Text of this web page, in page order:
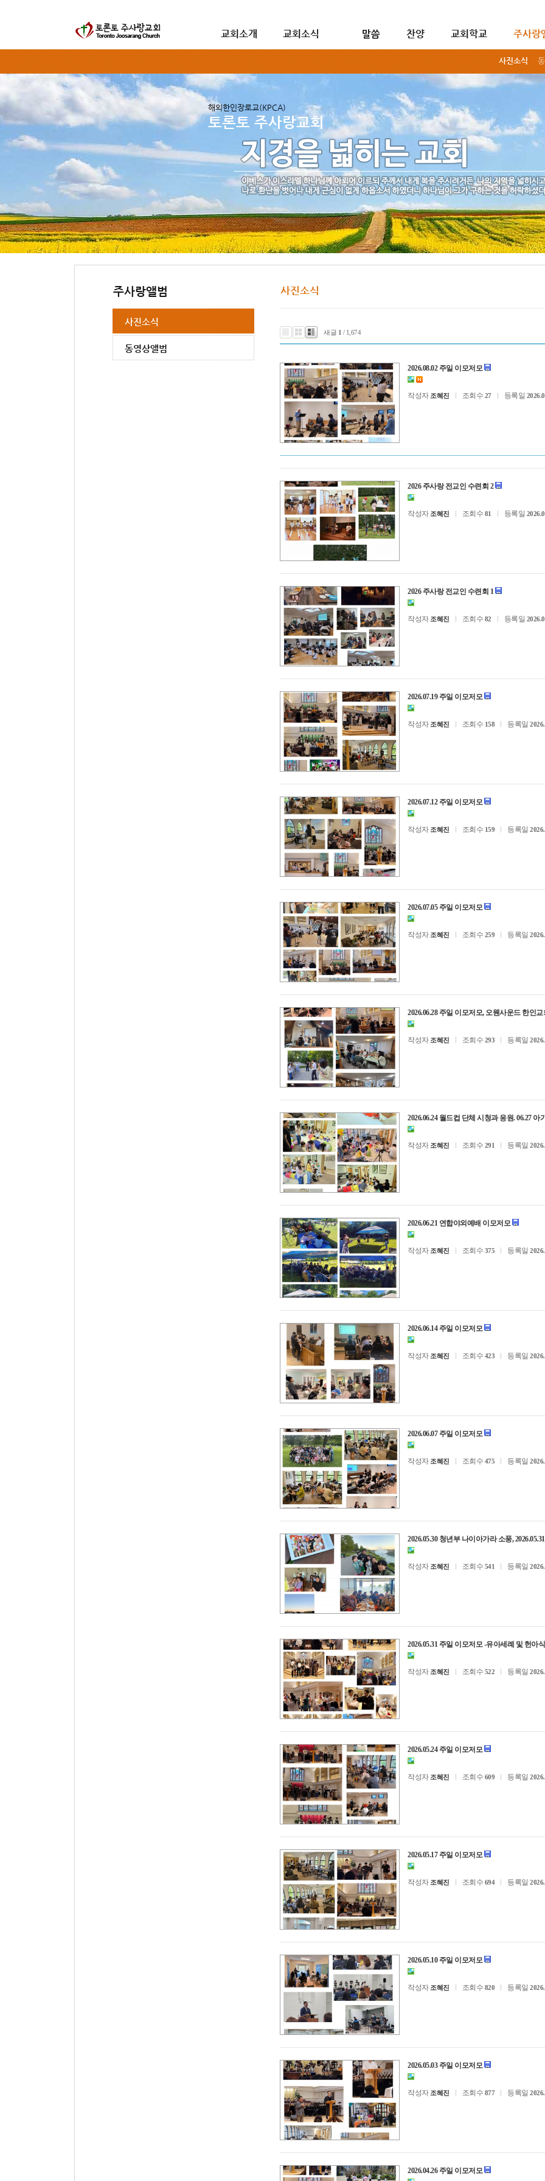
새글 1 / 1,674
2026.08.02 주일 이모저모
작성자 조혜진 조회수 27 등록일
2026 주사랑 전교인 수련회 2
작성자 조혜진 조회수 81 등록일
2026 주사랑 전교인 수련회 1
작성자 조혜진 조회수 82 등록일
2026.07.19 주일 이모저모
작성자 조혜진 조회수 158 등록일
2026.07.12 주일 이모저모
작성자 조혜진 조회수 159 등록일
2026.07.05 주일 이모저모
작성자 조혜진 조회수 259 등록일
2026.06.28 주일 이모저모, 오웬사운드 한인
작성자 조혜진 조회수 293 등록일
2026.06.24 월드컵 단체 시청과 응원. 06.27 아
작성자 조혜진 조회수 291 등록일
2026.06.21 연합야외예배 이모저모
작성자 조혜진 조회수 375 등록일
2026.06.14 주일 이모저모
작성자 조혜진 조회수 423 등록일
2026.06.07 주일 이모저모
작성자 조혜진 조회수 475 등록일
2026.05.30 청년부 나이아가라 소풍,
작성자 조혜진 조회수 541 등록일
2026.05.31 주일 이모저모 -유아세례 및 헌아
작성자 조혜진 조회수 522 등록일
2026.05.24 주일 이모저모
작성자 조혜진 조회수 609 등록일
2026.05.17 주일 이모저모
작성자 조혜진 조회수 694 등록일
2026.05.10 주일 이모저모
작성자 조혜진 조회수 820 등록일
2026.05.03 주일 이모저모
작성자 조혜진 조회수 877 등록일
2026.04.26 주일 이모저모